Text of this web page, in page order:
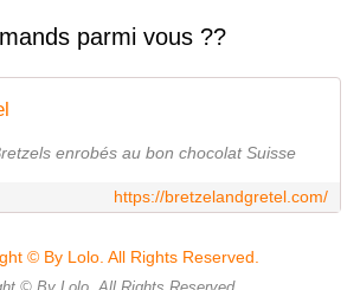
parmi vous ??
enrobés au bon chocolat Suisse
https://bretzelandgretel.com/